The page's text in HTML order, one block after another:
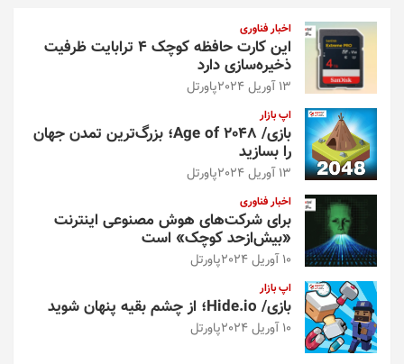
اخبار فناوری
این کارت حافظه کوچک ۴ ترابایت ظرفیت
ذخیره‌سازی دارد
13 آوریل 2024 پاورتل
اپ بازار
بازی/ Age of 2048؛ بزرگ‌ترین تمدن جهان
را بسازید
13 آوریل 2024 پاورتل
اخبار فناوری
برای شرکت‌های هوش مصنوعی اینترنت
«بیش‌از‌حد کوچک» است
10 آوریل 2024 پاورتل
اپ بازار
بازی/ Hide.io؛ از چشم بقیه پنهان شوید
10 آوریل 2024 پاورتل